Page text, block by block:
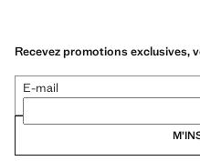
Recevez promotions exclusives,
E-mail